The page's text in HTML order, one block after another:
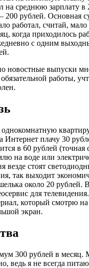
на среднюю зарплату в
200 рублей. Основная
работал, считай,
когда приходилось
с одним
новостные выпуски
работы,
Интернет плачу 30
в 60 рублей (точная
на воде или
везде стоят
так выходит
около 20 рублей.
для
который смотрю на
экран.
300 рублей в месяц.
ведь я не всегда